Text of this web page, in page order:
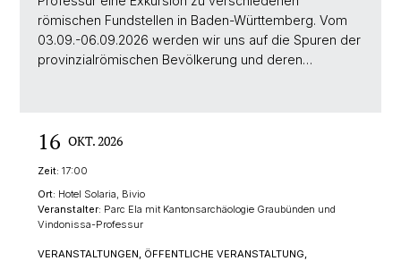
römischen Fundstellen in Baden-Württemberg. Vom
03.09.-06.09.2026 werden wir uns auf die Spuren der
provinzialrömischen Bevölkerung und deren…
16 OKT. 2026
Zeit: 17:00
Ort: Hotel Solaria, Bivio
Veranstalter: Parc Ela mit Kantonsarchäologie Graubünden und
Vindonissa-Professur
VERANSTALTUNGEN, ÖFFENTLICHE VERANSTALTUNG,